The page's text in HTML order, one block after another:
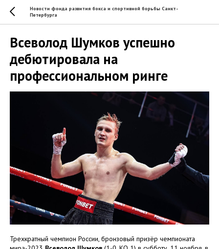
Новости фонда развития бокса и спортивной борьбы Санкт-
Петербурга
Всеволод Шумков успешно
дебютировала на
профессиональном ринге
Трехкратный чемпион России, бронзовый призёр чемпионата